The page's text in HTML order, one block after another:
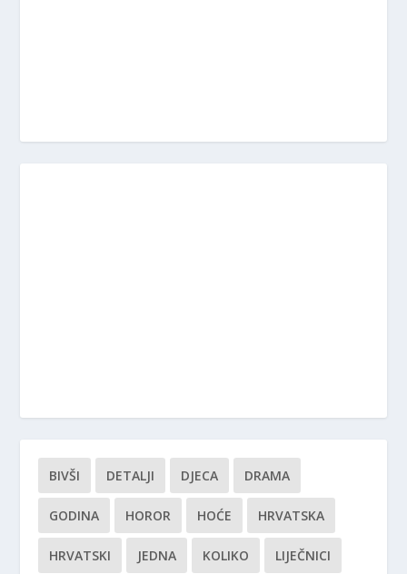
BIVŠI DETALJI DJECA DRAMA
GODINA HOROR HOĆE HRVATSKA
HRVATSKI JEDNA KOLIKO LIJEČNICI